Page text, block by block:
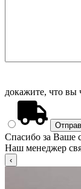
докажите, что вы
Спасибо за Ваше
Наш менеджер